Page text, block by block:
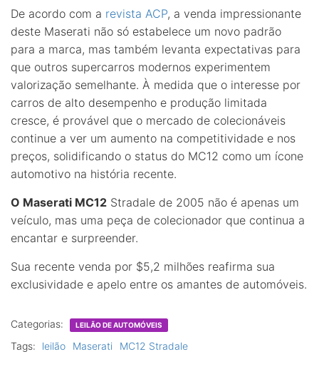
De acordo com a revista ACP, a venda impressionante
deste Maserati não só estabelece um novo padrão
para a marca, mas também levanta expectativas para
que outros supercarros modernos experimentem
valorização semelhante. À medida que o interesse por
carros de alto desempenho e produção limitada
cresce, é provável que o mercado de colecionáveis
continue a ver um aumento na competitividade e nos
preços, solidificando o status do MC12 como um ícone
automotivo na história recente.
O Maserati MC12 Stradale de 2005 não é apenas um
veículo, mas uma peça de colecionador que continua a
encantar e surpreender.
Sua recente venda por $5,2 milhões reafirma sua
exclusividade e apelo entre os amantes de automóveis.
Categorias: LEILÃO DE AUTOMÓVEIS
Tags: leilão Maserati MC12 Stradale